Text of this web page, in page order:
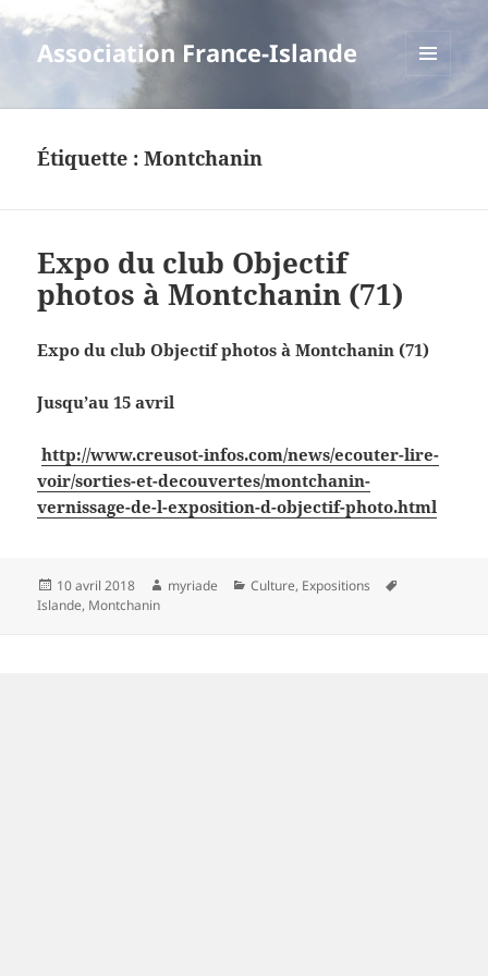
Association France-Islande
Étiquette :Montchanin
Expo du club Objectif
photos à Montchanin (71)
Expo du club Objectif photos à Montchanin (71)
Jusqu’au 15 avril
http://www.creusot-infos.com/news/ecouter-lire-
voir/sorties-et-decouvertes/montchanin-
vernissage-de-l-exposition-d-objectif-photo.html
Publié
le
10 avril 2018 Auteur
myriade Catégories
Culture, Expositions
Islande, Montchanin